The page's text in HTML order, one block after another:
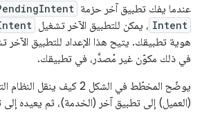
عندما يفك تطبيق آخر حزمة
Intent ، يمكن للتطبيق الآخر تشغيل
هوية تطبيقك. يتيح هذا الإعداد للتطبيق الآخر
في ذلك مكوّن غير مُصدَّر، في تطبيقك.
يوضّح المخطّط في الشكل 2 كيف
(العميل) إلى تطبيق آخر (الخدمة)، ثم يعيده